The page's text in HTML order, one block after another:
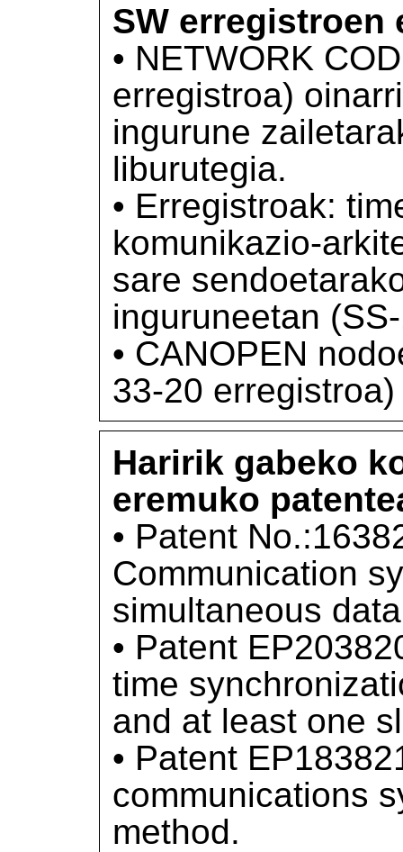
SW erregistroen
• NETWORK
erregistroa)
ingurune
liburutegia.
• Erregistroak:
komunikazio-
sare
inguruneetan
• CANOPEN
33-20 erregistroa)
Haririk gabeko
eremuko
• Patent
Communication
simultaneous
• Patent
time
and at least one
• Patent
communications
method.